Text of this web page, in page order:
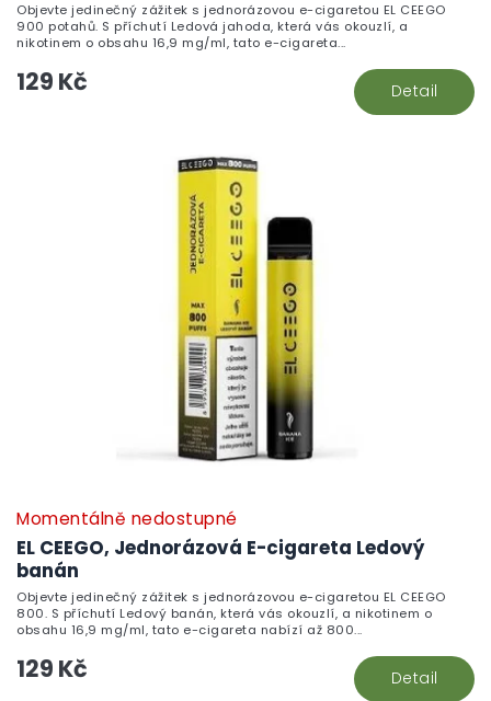
129 Kč Detail
Objevte jedinečný zážitek s jednorázovou e-cigaretou EL CEEGO
900 potahů. S příchutí Ledová jahoda, která vás okouzlí, a
nikotinem o obsahu 16,9 mg/ml, tato e-cigareta...
EL CEEGO, Jednorázová E-cigareta Ledový
banán
Momentálně nedostupné
129 Kč Detail
Objevte jedinečný zážitek s jednorázovou e-cigaretou EL CEEGO
800. S příchutí Ledový banán, která vás okouzlí, a nikotinem o
obsahu 16,9 mg/ml, tato e-cigareta nabízí až 800...